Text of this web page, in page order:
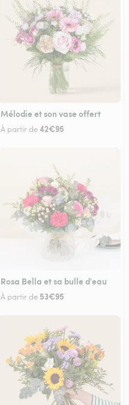
Mélodie et son vase offert
À partir de42€95
Rosa Bella et sa bulle d'eau
À partir de 53€95